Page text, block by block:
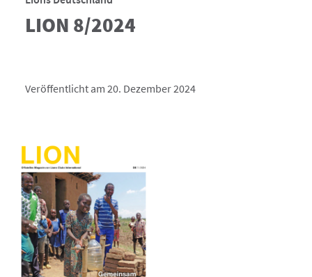
LION 8/2024
Veröffentlicht am 20. Dezember 2024